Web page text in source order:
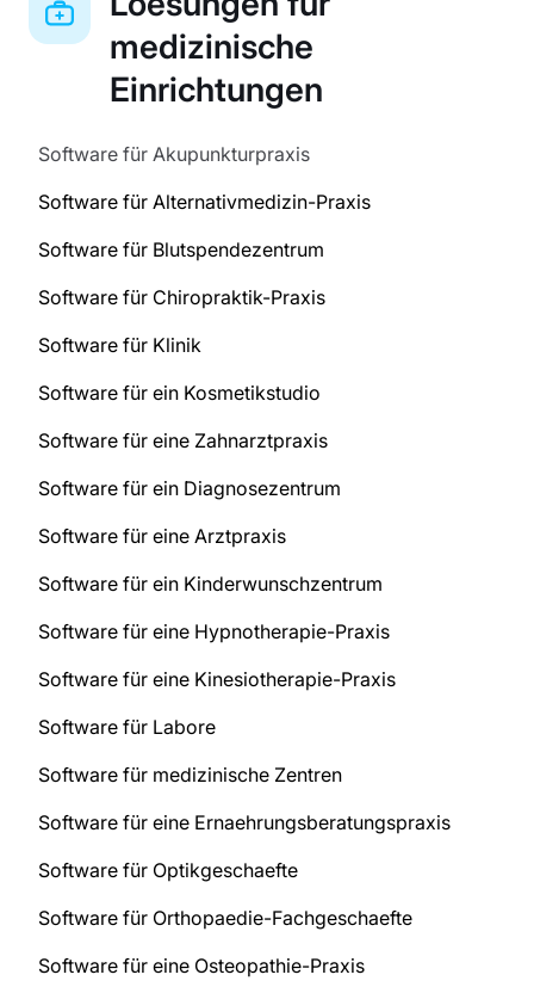
medizinische
Einrichtungen
Software für Akupunkturpraxis
Software für Alternativmedizin-Praxis
Software für Blutspendezentrum
Software für Chiropraktik-Praxis
Software für Klinik
Software für ein Kosmetikstudio
Software für eine Zahnarztpraxis
Software für ein Diagnosezentrum
Software für eine Arztpraxis
Software für ein Kinderwunschzentrum
Software für eine Hypnotherapie-Praxis
Software für eine Kinesiotherapie-Praxis
Software für Labore
Software für medizinische Zentren
Software für eine Ernaehrungsberatungspraxis
Software für Optikgeschaefte
Software für Orthopaedie-Fachgeschaefte
Software für eine Osteopathie-Praxis